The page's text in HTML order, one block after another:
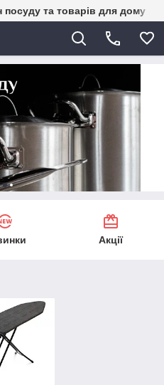
посуду та товарів для дому
Акції